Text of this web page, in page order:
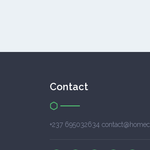
Contact
+237 695032634